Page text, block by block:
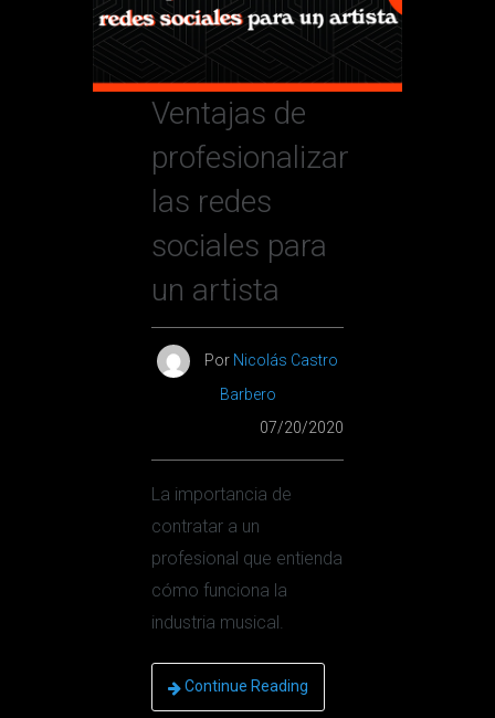
Ventajas de
profesionalizar
las redes
sociales para
un artista
Por Nicolás Castro
Barbero
07/20/2020
La importancia de
contratar a un
profesional que entienda
cómo funciona la
industria musical.
Continue Reading